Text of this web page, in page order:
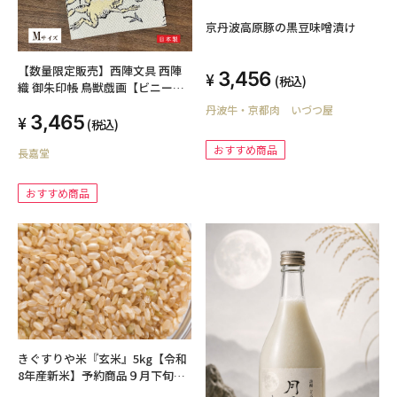
【数量限定販売】西陣文具 西陣
織 御朱印帳 鳥獣戯画【ビニール
ズ 3,465 (税込)
長嘉堂
おすすめ商品
京丹波高原豚の黒豆味噌漬け
3,456 (税込)
丹波牛・京都肉 いづつ屋
おすすめ商品
きぐすりや米『玄米』5kg【令和
8年産新米】予約商品９月下旬出